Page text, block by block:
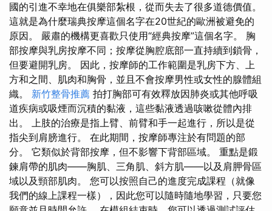
國的引進不幸地在俱樂部紮根，從而失去了很多道德價值。
這就是為什麼瑞典按摩這個名字在20世紀的歐洲被避免的
原因。 嚴肅的機構更喜歡只使用“經典按摩”這個名字。 胸
部按摩與乳房按摩不同；按摩從胸腔底部一直持續到鎖骨，
但要避開乳房。 因此，按摩師的工作範圍是乳房下方、上
方和之間、肌肉和胸骨，並且不會按摩男性或女性的腺體組
織。 新竹整骨推薦 拍打胸部可有效釋放因肺炎或其他呼吸
道疾病或吸煙而沉積的黏液，這些黏液透過咳嗽從體內排
出。 上肢的治療是指上臂、前臂和手一起進行，所以是從
指尖到肩膀進行。 在此期間，按摩師專注於有問題的部
分。 它類似於背部按摩，但不影響下背部區域。 重點是鍛
鍊肩帶的肌肉——胸肌、三角肌、斜方肌——以及肩胛骨區
域以及頸部肌肉。 您可以按照自己的進度完成課程（就像
我們的線上課程一樣），因此您可以隨時隨地學習，只要您